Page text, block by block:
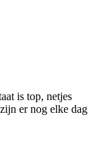
is top, netjes
er nog elke dag